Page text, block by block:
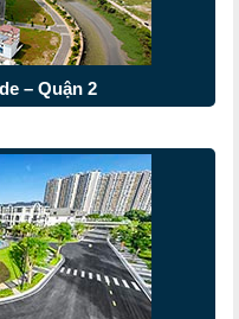
– Quận 2